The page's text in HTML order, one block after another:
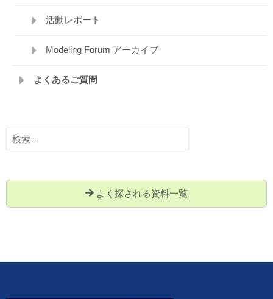
活動レポート
Modeling Forum アーカイブ
よくあるご質問
検
索:
よく探される資料一覧